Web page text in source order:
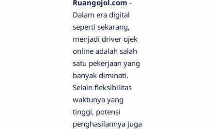
Ruangojol.com -
Dalam era digital
seperti sekarang,
menjadi driver ojek
online adalah salah
satu pekerjaan yang
banyak diminati.
Selain fleksibilitas
waktunya yang
tinggi, potensi
penghasilannya juga